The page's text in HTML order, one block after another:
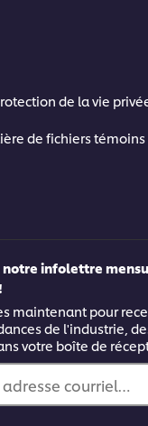
de la vie
de fichiers témoins
notre infolettre
maintenant pour
de l'industrie,
votre boîte de
adresse courriel…